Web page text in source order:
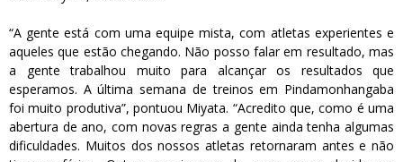
“A gente está com uma equipe mista, com atletas experientes e
aqueles que estão chegando. Não posso falar em resultado, mas
a gente trabalhou muito para alcançar os resultados que
esperamos. A última semana de treinos em Pindamonhangaba
foi muito produtiva”, pontuou Miyata. “Acredito que, como é uma
abertura de ano, com novas regras a gente ainda tenha algumas
dificuldades. Muitos dos nossos atletas retornaram antes e não